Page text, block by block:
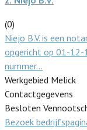
(0)
Niejo B.V. is een
opgericht op 01-12-
nummer…
Werkgebied Melick
Contactgegevens
Besloten
Bezoek